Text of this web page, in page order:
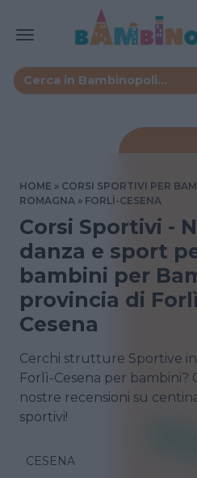
HOME CORSI SPORTIVI PER
ROMAGNA
FORLÌ-CESENA
Corsi Sportivi -
danza e sport
bambini per
provincia di
Cesena
Cerchi strutture Sportive
Forlì-Cesena per bambini?
nostre recensioni su
sportivi!
CESENA